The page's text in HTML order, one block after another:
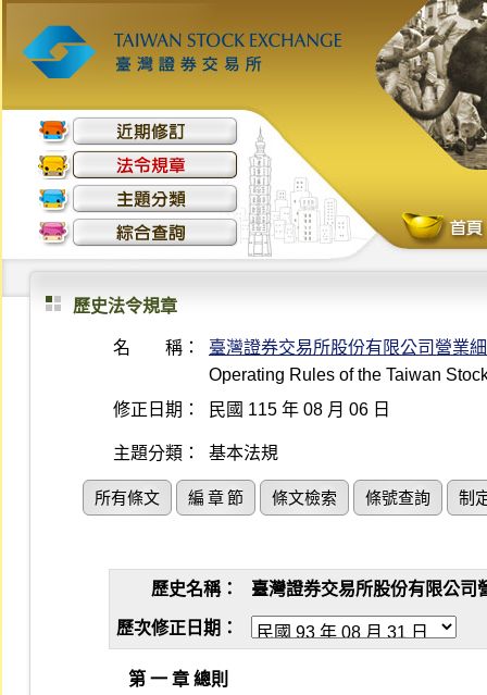
歷史法令規章
名 稱：
臺灣證券交易所股份有限公司營業
Operating Rules of the Taiwan
修正日期：
民國 115 年 08 月 06 日
主題分類： 基本法規
所有條文 編 章 節 條文檢索 條號查詢 制
歷史名稱： 臺灣證券交易所股份有限公司
歷次修正日期：
   第 一 章 總則